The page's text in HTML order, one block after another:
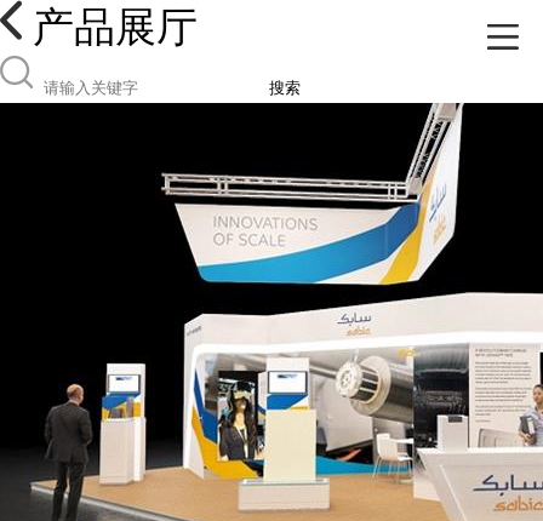
产品展厅
搜索